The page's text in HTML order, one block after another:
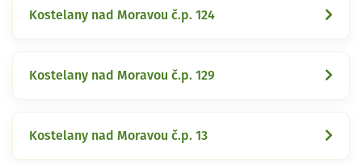
Kostelany nad Moravou č.p. 124
Kostelany nad Moravou č.p. 129
Kostelany nad Moravou č.p. 13